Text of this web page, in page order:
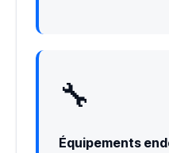
🔧
Équipements